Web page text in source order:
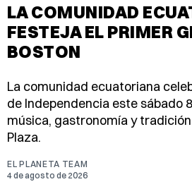
LA COMUNIDAD
FESTEJA EL PRIMER
BOSTON
La comunidad ecuatoriana
de Independencia este sábado
música, gastronomía y
Plaza.
EL PLANETA TEAM
4 de agosto de 2026